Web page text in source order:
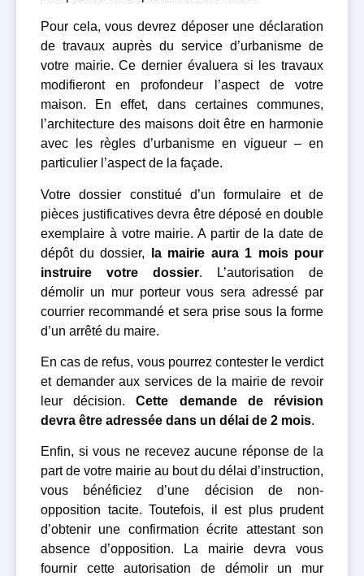
Pour cela, vous devrez déposer une déclaration
de travaux auprès du service d’urbanisme de
votre mairie. Ce dernier évaluera si les travaux
modifieront en profondeur l’aspect de votre
maison. En effet, dans certaines communes,
l’architecture des maisons doit être en harmonie
avec les règles d’urbanisme en vigueur – en
particulier l’aspect de la façade.
Votre dossier constitué d’un formulaire et de
pièces justificatives devra être déposé en double
exemplaire à votre mairie. A partir de la date de
dépôt du dossier,
la mairie aura 1 mois pour
instruire votre dossier. L’autorisation de
démolir un mur porteur vous sera adressé par
courrier recommandé et sera prise sous la forme
d’un arrêté du maire.
En cas de refus, vous pourrez contester le verdict
et demander aux services de la mairie de revoir
leur décision.Cette demande de révision
devra être adressée dans un délai de 2 mois.
Enfin, si vous ne recevez aucune réponse de la
part de votre mairie au bout du délai d’instruction,
vous bénéficiez d’une décision de non-
opposition tacite. Toutefois, il est plus prudent
d’obtenir une confirmation écrite attestant son
absence d’opposition. La mairie devra vous
fournir cette autorisation de démolir un mur